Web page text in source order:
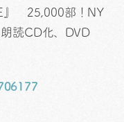
』 25,000部！NY
読CD化、DVD